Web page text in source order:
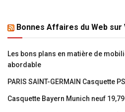
Bonnes Affaires du Web sur
Les bons plans en matière de
abordable
PARIS SAINT-GERMAIN Casquette
Casquette Bayern Munich neuf